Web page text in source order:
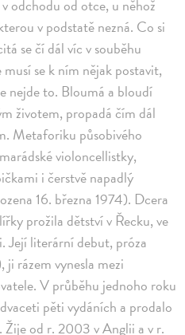
odchodu od otce, u něhož
v podstatě nezná. Co si
se čí dál víc v souběhu
se k ním nějak postavit,
nejde to. Bloumá a bloudí
životem, propadá čím dál
Metaforiku působivého
violoncellistky,
i čerstvě napadlý
16. března 1974). Dcera
prožila dětství v Řecku, ve
Její literární debut, próza
rázem vynesla mezi
V průběhu jednoho roku
pěti vydáních a prodalo
od r. 2003 v Anglii a v r.